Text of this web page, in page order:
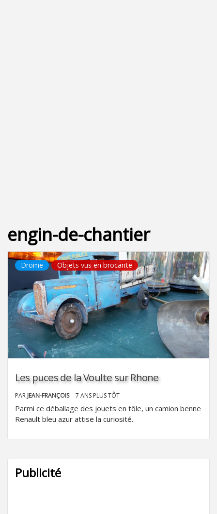
engin-de-chantier
Drome Objets vus en brocante
Les puces de la Voulte sur Rhone
PAR JEAN-FRANÇOIS 7 ANS PLUS TÔT
Parmi ce déballage des jouets en tôle, un camion benne
Renault bleu azur attise la curiosité.
Publicité